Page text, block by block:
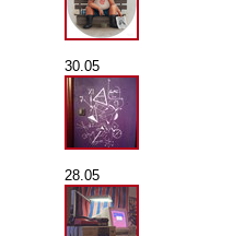
30.05
28.05